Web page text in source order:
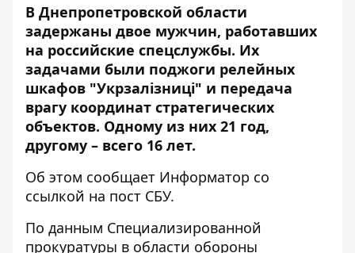
В Днепропетровской области
задержаны двое мужчин, работавших
на российские спецслужбы. Их
задачами были поджоги релейных
шкафов "Укрзалізниці" и передача
врагу координат стратегических
объектов. Одному из них 21 год,
другому – всего 16 лет.
Об этом сообщает Информатор со
ссылкой на пост СБУ.
По данным Специализированной
прокуратуры в области обороны